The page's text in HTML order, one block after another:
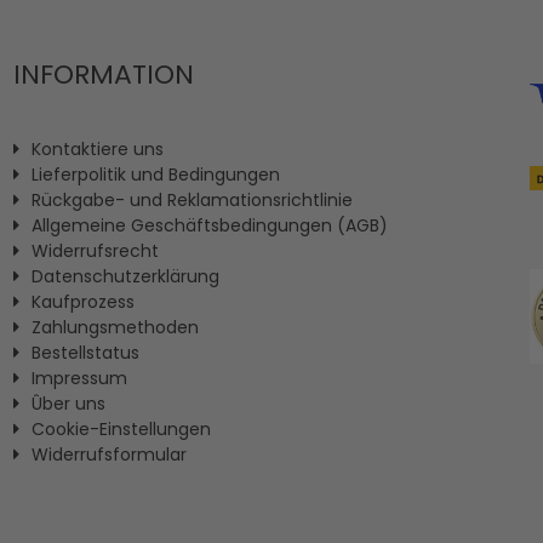
INFORMATION
Kontaktiere uns
Lieferpolitik und Bedingungen
Rückgabe- und Reklamationsrichtlinie
Allgemeine Geschäftsbedingungen (AGB)
Widerrufsrecht
Datenschutzerklärung
Kaufprozess
Zahlungsmethoden
Bestellstatus
Impressum
Ûber uns
Cookie-Einstellungen
Widerrufsformular